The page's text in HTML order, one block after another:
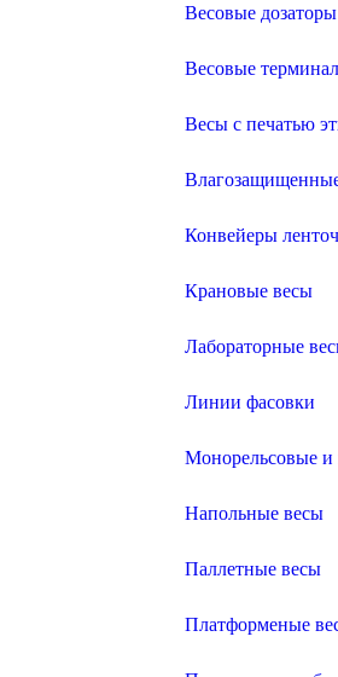
Весовые
Весовые
Весы с печатью
Конвейеры
Крановые весы
Лабораторные
Линии фасовки
Монорельсовые и
Напольные весы
Паллетные весы
Платформеные